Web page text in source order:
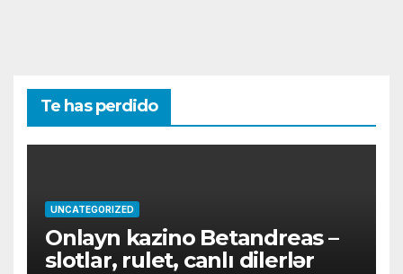
Te has perdido
UNCATEGORIZED
Onlayn kazino Betandreas –
slotlar, rulet, canlı dilerlər